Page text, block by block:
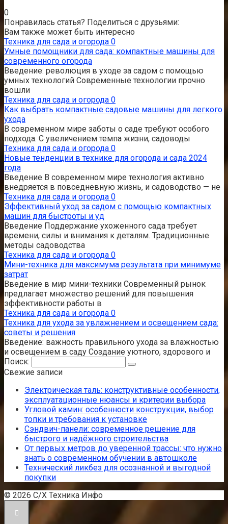
0
Понравилась статья? Поделиться с друзьями:
Вам также может быть интересно
Техника для сада и огорода 0
Умные помощники для сада: компактные машины для
современного огорода
Введение: революция в уходе за садом с помощью
умных технологий Современные технологии прочно
вошли
Техника для сада и огорода 0
Как выбрать компактные садовые машины для легкого
ухода
В современном мире заботы о саде требуют особого
подхода. С увеличением темпа жизни, садоводы
Техника для сада и огорода 0
Новые тенденции в технике для огорода и сада 2024
года
Введение В современном мире технология активно
внедряется в повседневную жизнь, и садоводство — не
Техника для сада и огорода 0
Эффективный уход за садом с помощью компактных
машин для быстроты и уд
Введение Поддержание ухоженного сада требует
времени, силы и внимания к деталям. Традиционные
методы садоводства
Техника для сада и огорода 0
Мини-техника для максимума результата при минимуме
затрат
Введение в мир мини-техники Современный рынок
предлагает множество решений для повышения
эффективности работы в
Техника для сада и огорода 0
Техника для ухода за увлажнением и освещением сада:
советы и решения
Введение: важность правильного ухода за влажностью
и освещением в саду Создание уютного, здорового и
Поиск:
Свежие записи
Электрическая таль: конструктивные особенности,
эксплуатационные нюансы и критерии выбора
Угловой камин: особенности конструкции, выбор
топки и требования к установке
Сэндвич-панели: современное решение для
быстрого и надёжного строительства
От первых метров до уверенной трассы: что нужно
знать о современном обучении в автошколе
Технический ликбез для осознанной и выгодной
покупки
© 2026 С/Х Техника Инфо